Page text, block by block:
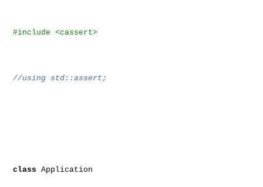
#include <cassert>
//using std::assert;
class Application